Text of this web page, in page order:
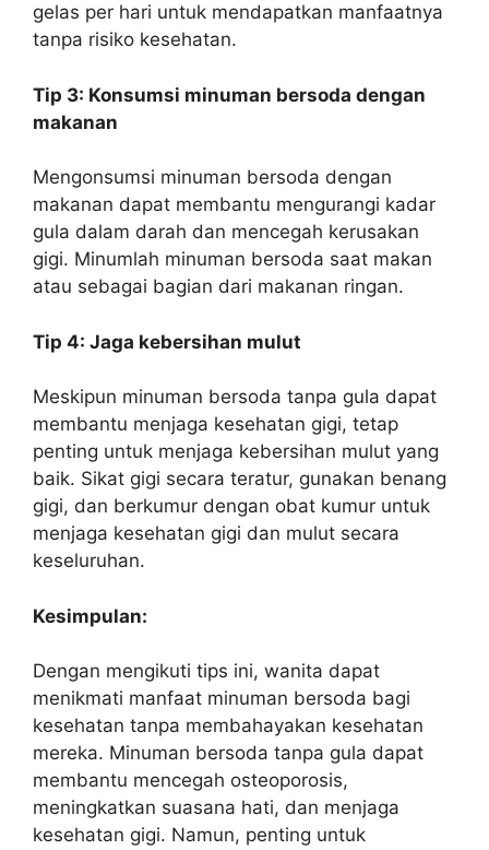
gelas per hari untuk mendapatkan manfaatnya
tanpa risiko kesehatan.
Tip 3: Konsumsi minuman bersoda dengan
makanan
Mengonsumsi minuman bersoda dengan
makanan dapat membantu mengurangi kadar
gula dalam darah dan mencegah kerusakan
gigi. Minumlah minuman bersoda saat makan
atau sebagai bagian dari makanan ringan.
Tip 4: Jaga kebersihan mulut
Meskipun minuman bersoda tanpa gula dapat
membantu menjaga kesehatan gigi, tetap
penting untuk menjaga kebersihan mulut yang
baik. Sikat gigi secara teratur, gunakan benang
gigi, dan berkumur dengan obat kumur untuk
menjaga kesehatan gigi dan mulut secara
keseluruhan.
Kesimpulan:
Dengan mengikuti tips ini, wanita dapat
menikmati manfaat minuman bersoda bagi
kesehatan tanpa membahayakan kesehatan
mereka. Minuman bersoda tanpa gula dapat
membantu mencegah osteoporosis,
meningkatkan suasana hati, dan menjaga
kesehatan gigi. Namun, penting untuk